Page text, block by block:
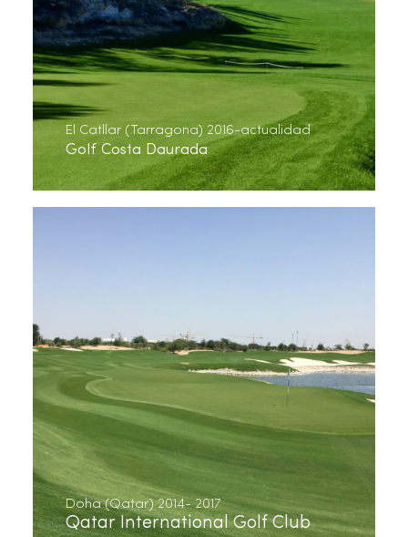
El Catllar (Tarragona) 2016-actualidad
Golf Costa Daurada
Doha (Qatar) 2014- 2017
Qatar International Golf Club